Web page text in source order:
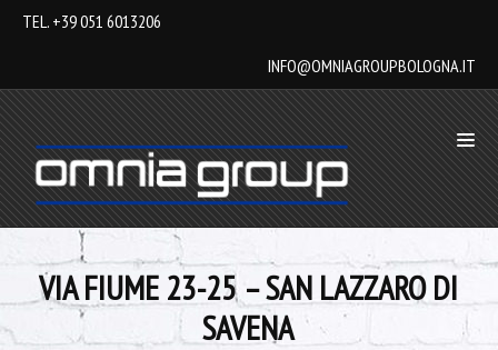
TEL. +39 051 6013206
INFO@OMNIAGROUPBOLOGNA.IT
VIA FIUME 23-25 – SAN LAZZARO DI
SAVENA